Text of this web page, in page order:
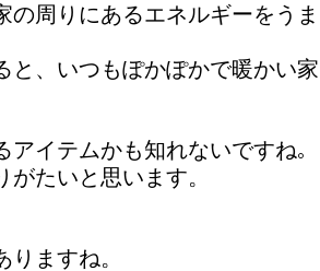
周りにあるエネルギーをうま
と、いつもぽかぽかで暖かい家
イテムかも知れないですね。
たいと思います。
ますね。